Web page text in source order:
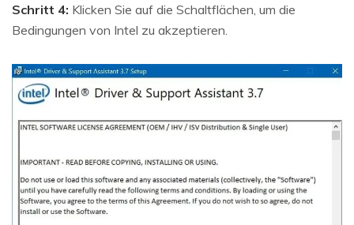
Schritt 4: Klicken Sie auf die Schaltflächen, um die
Bedingungen von Intel zu akzeptieren.